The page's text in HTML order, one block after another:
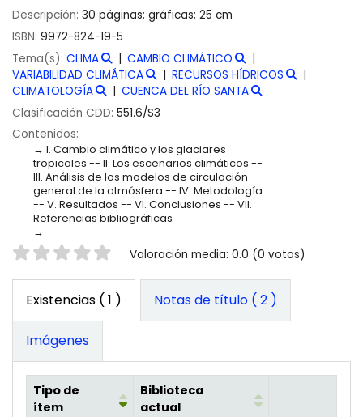
Descripción: 30 páginas: gráficas; 25 cm
ISBN: 9972-824-19-5
Tema(s): CLIMA
CAMBIO CLIMÁTICO
VARIABILIDAD CLIMÁTICA
RECURSOS HÍDRICOS
CLIMATOLOGÍA
CUENCA DEL RÍO SANTA
Clasificación CDD: 551.6/S3
Contenidos:
I. Cambio climático y los glaciares
tropicales -- II. Los escenarios climáticos --
III. Análisis de los modelos de circulación
general de la atmósfera -- IV. Metodología
-- V. Resultados -- VI. Conclusiones -- VII.
Referencias bibliográficas
Valoración Valoración media: 0.0 (0 votos)
Existencias ( 1 ) Notas de título ( 2 )
Imágenes
Tipo de
ítem
Biblioteca
actual